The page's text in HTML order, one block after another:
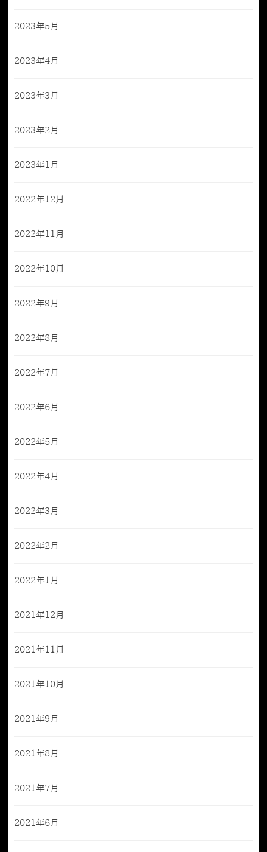
2023年5月
2023年4月
2023年3月
2023年2月
2023年1月
2022年12月
2022年11月
2022年10月
2022年9月
2022年8月
2022年7月
2022年6月
2022年5月
2022年4月
2022年3月
2022年2月
2022年1月
2021年12月
2021年11月
2021年10月
2021年9月
2021年8月
2021年7月
2021年6月